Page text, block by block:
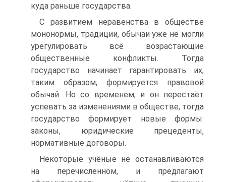
куда раньше государства.
С развитием неравенства в обществе
мононормы, традиции, обычаи уже не могли
урегулировать всё возрастающие
общественные конфликты. Тогда
государство начинает гарантировать их,
таким образом, формируется правовой
обычай. Но со временем, и он перестаёт
успевать за изменениями в обществе, тогда
государство формирует новые формы:
законы, юридические прецеденты,
нормативные договоры.
Некоторые учёные не останавливаются
на перечисленном, и предлагают